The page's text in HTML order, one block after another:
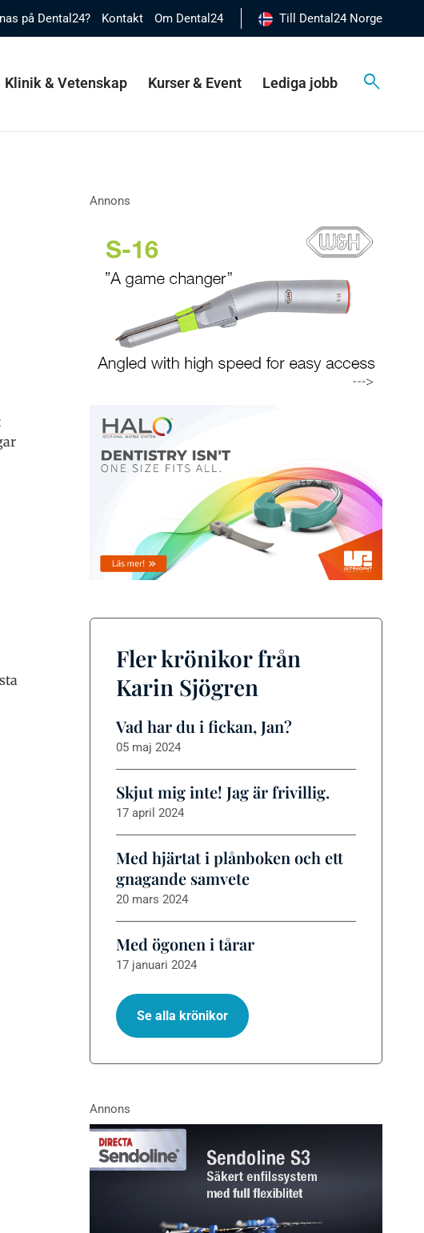
på Dental24? Kontakt Om Dental24 Till Dental24 Norge
Klinik & Vetenskap Kurser & Event Lediga jobb
Fler krönikor från
Karin Sjögren
Vad har du i fickan, Jan?
05 maj 2024
Skjut mig inte! Jag är frivillig.
17 april 2024
Med hjärtat i plånboken och ett
gnagande samvete
20 mars 2024
Med ögonen i tårar
17 januari 2024
Se alla krönikor